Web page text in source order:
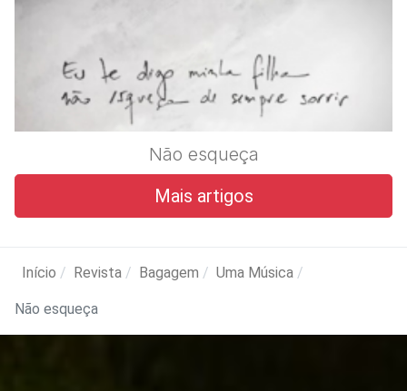
Não esqueça
Mais artigos
Início Revista Bagagem Uma Música
Não esqueça